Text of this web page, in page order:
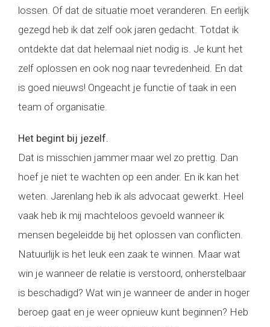
lossen. Of dat de situatie moet veranderen. En eerlijk
gezegd heb ik dat zelf ook jaren gedacht. Totdat ik
ontdekte dat dat helemaal niet nodig is. Je kunt het
zelf oplossen en ook nog naar tevredenheid. En dat
is goed nieuws! Ongeacht je functie of taak in een
team of organisatie.
Het begint bij jezelf.
Dat is misschien jammer maar wel zo prettig. Dan
hoef je niet te wachten op een ander. En ik kan het
weten. Jarenlang heb ik als advocaat gewerkt. Heel
vaak heb ik mij machteloos gevoeld wanneer ik
mensen begeleidde bij het oplossen van conflicten.
Natuurlijk is het leuk een zaak te winnen. Maar wat
win je wanneer de relatie is verstoord, onherstelbaar
is beschadigd? Wat win je wanneer de ander in hoger
beroep gaat en je weer opnieuw kunt beginnen? Heb